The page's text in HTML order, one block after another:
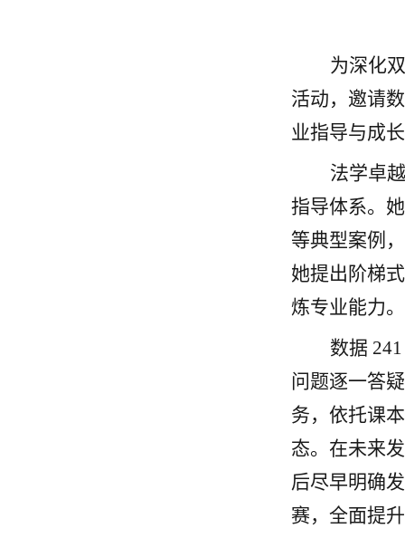
为深化
活动，邀请
业指导与成
法学卓越
指导体系。
等典型案例
她提出阶梯
炼专业能力。
数据
问题逐一答
务，依托课
态。在未来
后尽早明确
赛，全面提